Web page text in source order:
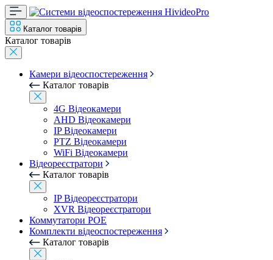
Каталог товарів
Каталог товарів
Камери відеоспостереження
Каталог товарів
4G Відеокамери
AHD Відеокамери
IP Відеокамери
PTZ Відеокамери
WiFi Відеокамери
Відеореєстратори
Каталог товарів
IP Відеореєстратори
XVR Відеореєстратори
Коммутатори POE
Комплекти відеоспостереження
Каталог товарів